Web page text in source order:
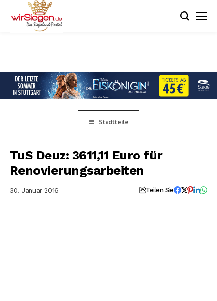
Stadtteile
TuS Deuz: 3611,11 Euro für
Renovierungsarbeiten
30. Januar 2016 Teilen Sie